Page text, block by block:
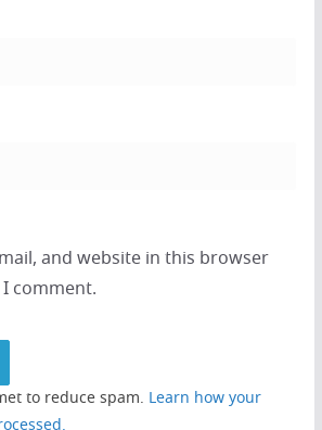
and website in this browser
comment.
to reduce spam. Learn how your